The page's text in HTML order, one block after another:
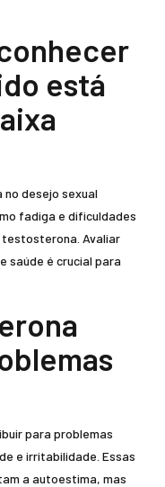
está
desejo sexual
fadiga e dificuldades
testosterona. Avaliar
saúde é crucial para
para problemas
e irritabilidade. Essas
a autoestima, mas